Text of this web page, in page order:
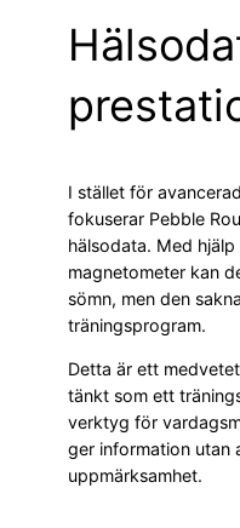
I stället för
fokuserar Pebble
hälsodata. Med
magnetometer kan
sömn, men den
träningsprogram.
Detta är ett
tänkt som ett
verktyg för
ger information utan
uppmärksamhet.